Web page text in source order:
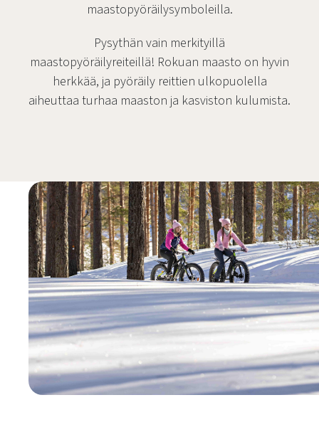
maastopyöräilysymboleilla.
Pysythän vain merkityillä
maastopyöräilyreiteillä! Rokuan maasto on hyvin
herkkää, ja pyöräily reittien ulkopuolella
aiheuttaa turhaa maaston ja kasviston kulumista.